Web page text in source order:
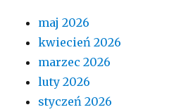
maj 2026
kwiecień 2026
marzec 2026
luty 2026
styczeń 2026